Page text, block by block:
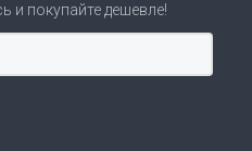
и покупайте дешевле!